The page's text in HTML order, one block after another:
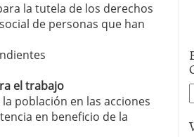
la tutela de los derechos
de personas que han
el trabajo
población en las acciones
en beneficio de la